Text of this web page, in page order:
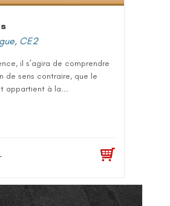
, CE2
il s’agira de comprendre
de sens contraire, que le
appartient à la...